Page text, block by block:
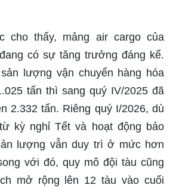
cho thấy, mảng air cargo của
có sự tăng trưởng đáng kể.
lượng vận chuyển hàng hóa
tấn thì sang quý IV/2025 đã
2.332 tấn. Riêng quý I/2026, dù
kỳ nghỉ Tết và hoạt động bảo
lượng vẫn duy trì ở mức hơn
với đó, quy mô đội tàu cũng
mở rộng lên 12 tàu vào cuối